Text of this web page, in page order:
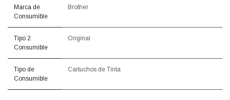
Marca de
Consumible
Brother
Tipo 2
Consumible
Original
Tipo de
Consumible
Cartuchos de Tinta